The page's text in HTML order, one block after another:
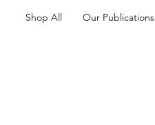
Shop All Our Publications